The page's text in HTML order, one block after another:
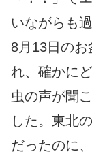
いながらも
8月13日の
れ、確かに
虫の声が聞
した。東北
だったのに